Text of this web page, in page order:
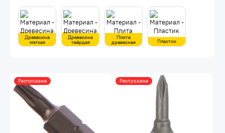
Древесина
мягкая
Древесина
твёрдая
Плита
древесная Пластик
Распродажа Распродажа